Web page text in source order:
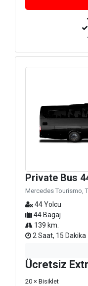
Private Bus
Mercedes Tourismo,
44 Yolcu
44 Bagaj
139 km.
2 Saat, 15 Dakika
Ücretsiz
20 × Bisiklet